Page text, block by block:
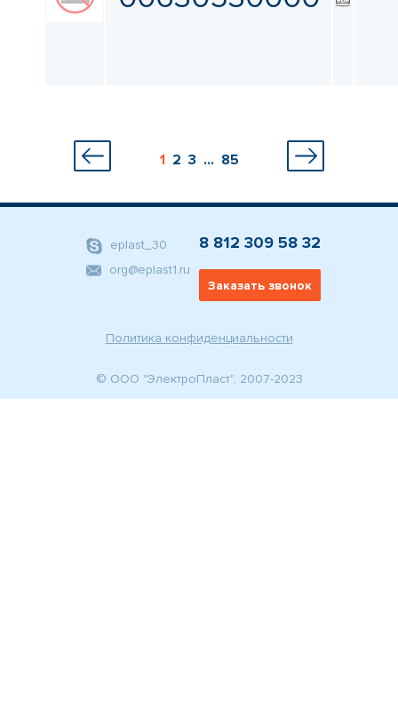
1 2 3 ... 85
Политика конфиденциальности
eplast_30
org@eplast1.ru
8 812 309 58 32
Заказать звонок
© ООО "ЭлектроПласт", 2007-2023